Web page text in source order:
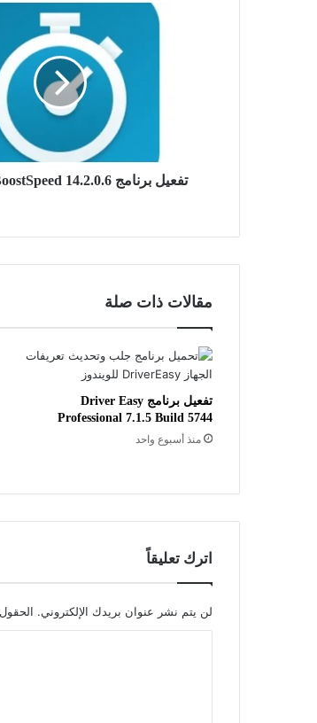
تفعيل برنامج Auslogics BoostSpeed 14.2.0.6
مقالات ذات صلة
تفعيل برنامج Driver Easy
Professional 7.1.5 Build 5744
منذ أسبوع واحد
اترك تعليقاً
لن يتم نشر عنوان بريدك الإلكتروني. الحقول